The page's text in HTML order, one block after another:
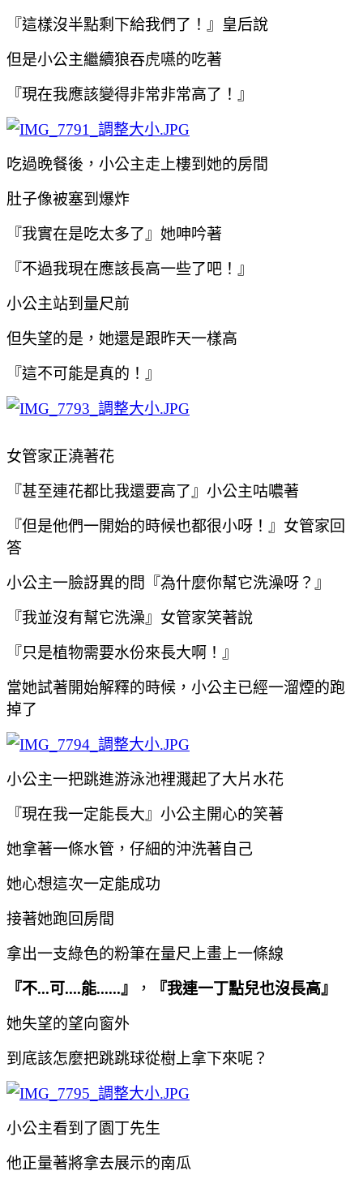
『這樣沒半點剩下給我們了！』皇后說
但是小公主繼續狼吞虎嚥的吃著
『現在我應該變得非常非常高了！』
吃過晚餐後，小公主走上樓到她的房間
肚子像被塞到爆炸
『我實在是吃太多了』她呻吟著
『不過我現在應該長高一些了吧！』
小公主站到量尺前
但失望的是，她還是跟昨天一樣高
『這不可能是真的！』
女管家正澆著花
『甚至連花都比我還要高了』小公主咕噥著
『但是他們一開始的時候也都很小呀！』女管家回
答
小公主一臉訝異的問『為什麼你幫它洗澡呀？』
『我並沒有幫它洗澡』女管家笑著說
『只是植物需要水份來長大啊！』
當她試著開始解釋的時候，小公主已經一溜煙的跑
掉了
小公主一把跳進游泳池裡濺起了大片水花
『現在我一定能長大』小公主開心的笑著
她拿著一條水管，仔細的沖洗著自己
她心想這次一定能成功
接著她跑回房間
拿出一支綠色的粉筆在量尺上畫上一條線
『不...可....能......』 ， 『我連一丁點兒也沒長高』
她失望的望向窗外
到底該怎麼把跳跳球從樹上拿下來呢？
小公主看到了園丁先生
他正量著將拿去展示的南瓜